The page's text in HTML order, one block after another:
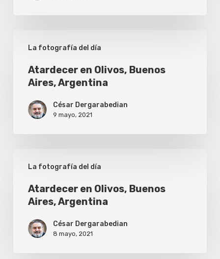
La fotografía del día
Olivos,
Buenos
Aires,
Argentina
Atardecer en Olivos, Buenos
Aires, Argentina
César Dergarabedian
9 mayo, 2021
La fotografía del día
Olivos,
Buenos
Aires,
Argentina
Atardecer en Olivos, Buenos
Aires, Argentina
César Dergarabedian
8 mayo, 2021